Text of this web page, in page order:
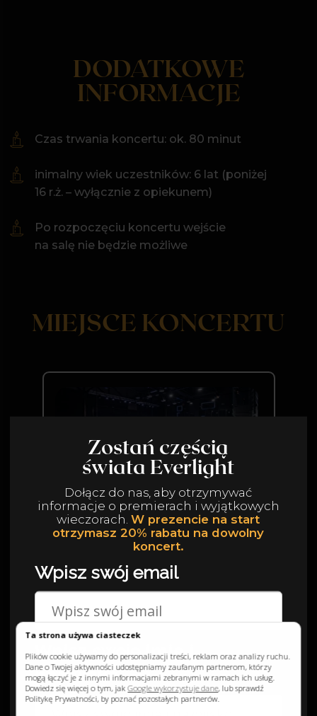
Ta strona używa ciasteczek
Plików cookie używamy do personalizacji treści, reklam oraz analizy ruchu.
Dane o Twojej aktywności udostępniamy zaufanym partnerom, którzy
mogą łączyć je z innymi informacjami zebranymi w ramach ich usług.
Dowiedz się więcej o tym, jakGoogle wykorzystuje dane, lub sprawdź
Politykę Prywatności, by poznać pozostałych partnerów.
poczuj, że jesteś w samym centrum
wielkiego kina
POCZUJ SIĘ JAK
HOLLYWOOD
o premierach i wyjątkowych wieczorach.
W prezencie na start otrzymasz 20%
Wyrażam zgodę na przetwarzanie moich danych
osobowych w celu otrzymywania newslettera oraz
Dołączam do klubu